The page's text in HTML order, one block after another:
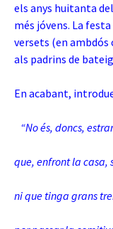
els anys huitanta
més jóvens. La
versets (en ambdós
als padrins de
En acabant,
“No és, doncs,
que, enfront la casa,
ni que tinga grans